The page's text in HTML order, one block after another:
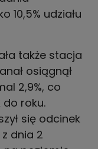
10,5% udziału
także stacja
osiągnął
2,9%, co
do roku.
się odcinek
dnia 2